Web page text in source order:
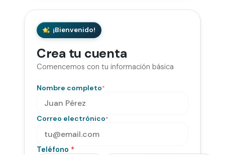
¡Bienvenido!
Crea tu cuenta
Comencemos con tu información básica
Nombre completo*
Correo electrónico*
Teléfono *